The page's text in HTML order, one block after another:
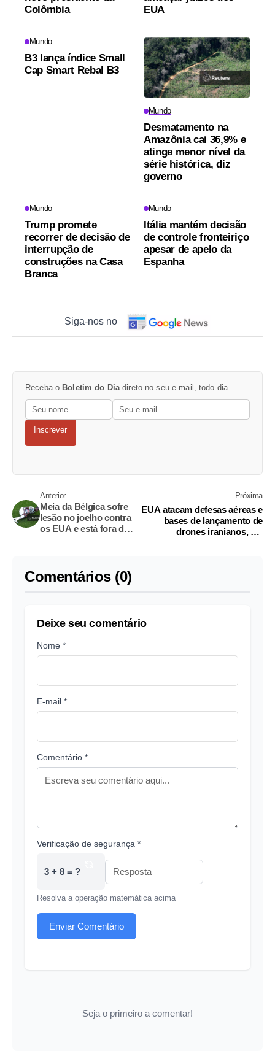
Colômbia
EUA
Mundo
B3 lança índice Small
Cap Smart Rebal B3
Mundo
Desmatamento na
Amazônia cai 36,9% e
atinge menor nível da
série histórica, diz
governo
Mundo
Trump promete
recorrer de decisão de
interrupção de
construções na Casa
Branca
Mundo
Itália mantém decisão
de controle fronteiriço
apesar de apelo da
Espanha
Siga-nos no
Receba o Boletim do Diadireto no seu e-mail, todo dia.
Inscrever
Anterior
Meia da Bélgica sofre
lesão no joelho contra
os EUA e está fora do
Próxima
EUA atacam defesas aéreas e
bases de lançamento de
drones iranianos, diz
Comentários (0)
Deixe seu comentário
Nome *
E-mail *
Comentário *
Verificação de segurança *
3 + 8 = ?
Resolva a operação matemática acima
Enviar Comentário
Seja o primeiro a comentar!